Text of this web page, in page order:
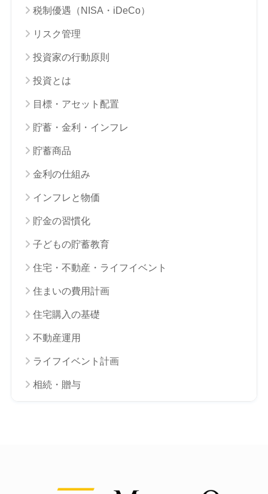
税制優遇（NISA・iDeCo）
リスク管理
投資家の行動原則
投資とは
目標・アセット配置
貯蓄・金利・インフレ
貯蓄商品
金利の仕組み
インフレと物価
貯金の習慣化
子どもの貯蓄教育
住宅・不動産・ライフイベント
住まいの費用計画
住宅購入の基礎
不動産運用
ライフイベント計画
相続・贈与